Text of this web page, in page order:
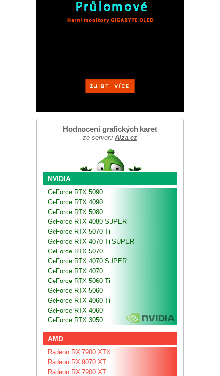
Hodnocení grafických karet
ze serveru Alza.cz
NVIDIA
GeForce RTX 5090
GeForce RTX 4090
GeForce RTX 5080
GeForce RTX 4080 SUPER
GeForce RTX 5070 Ti
GeForce RTX 4070 Ti SUPER
GeForce RTX 5070
GeForce RTX 4070 SUPER
GeForce RTX 4070
GeForce RTX 5060 Ti
GeForce RTX 5060
GeForce RTX 4060 Ti
GeForce RTX 4060
GeForce RTX 3050
AMD
Radeon RX 7900 XTX
Radeon RX 9070 XT
Radeon RX 7900 XT